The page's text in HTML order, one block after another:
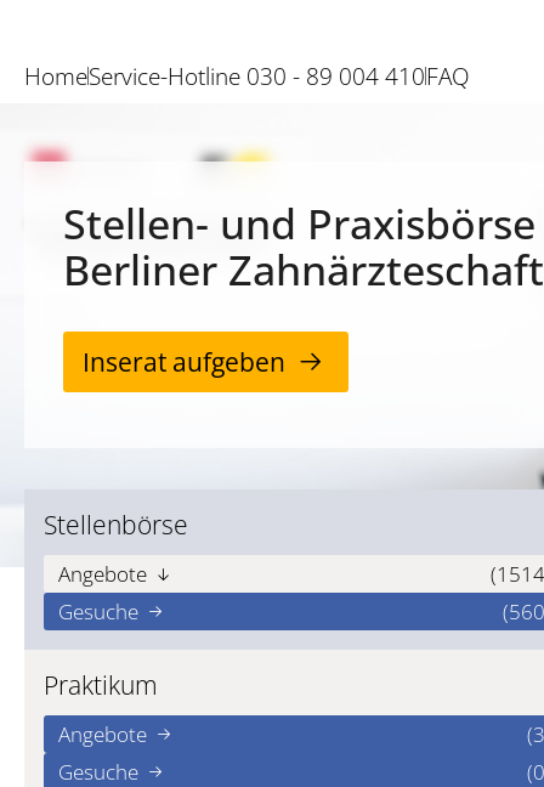
HomeService-Hotline 030 - 89 004 410FAQ
Stellen- und
Berliner Zahnärzteschaft
Inserat aufgeben
Stellenbörse
Angebote
Gesuche
Praktikum
Angebote
Gesuche